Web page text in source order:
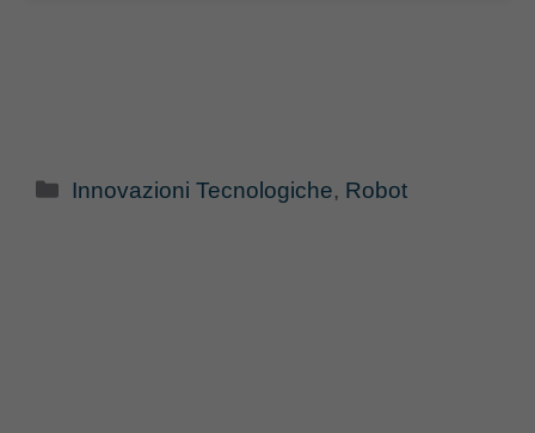
Categorie
Innovazioni Tecnologiche, Robot